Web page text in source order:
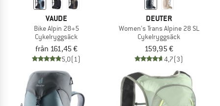
VAUDE
Bike Alpin 28+5
Cykelryggsäck
från 161,45 €
5,0(1)
DEUTER
Women's Trans Alpine 28 SL
Cykelryggsäck
159,95 €
4,7(3)